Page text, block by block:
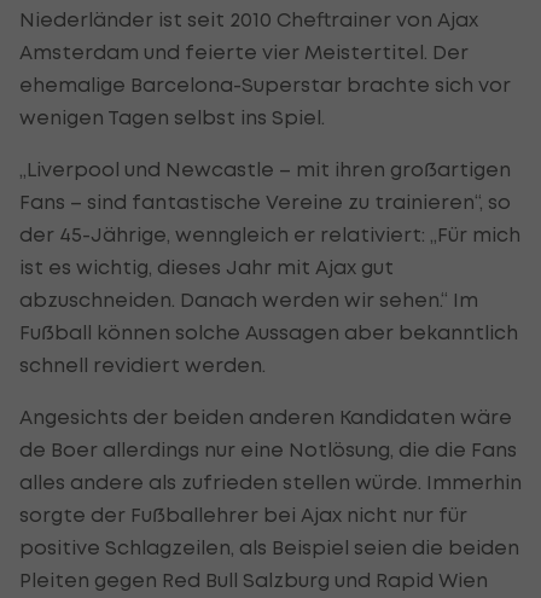
Niederländer ist seit 2010 Cheftrainer von Ajax
Amsterdam und feierte vier Meistertitel. Der
ehemalige Barcelona-Superstar brachte sich vor
wenigen Tagen selbst ins Spiel.
„Liverpool und Newcastle – mit ihren großartigen
Fans – sind fantastische Vereine zu trainieren“, so
der 45-Jährige, wenngleich er relativiert: „Für mich
ist es wichtig, dieses Jahr mit Ajax gut
abzuschneiden. Danach werden wir sehen.“ Im
Fußball können solche Aussagen aber bekanntlich
schnell revidiert werden.
Angesichts der beiden anderen Kandidaten wäre
de Boer allerdings nur eine Notlösung, die die Fans
alles andere als zufrieden stellen würde. Immerhin
sorgte der Fußballehrer bei Ajax nicht nur für
positive Schlagzeilen, als Beispiel seien die beiden
Pleiten gegen Red Bull Salzburg und Rapid Wien